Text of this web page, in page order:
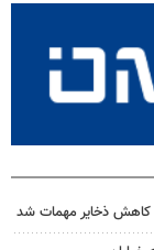
کاهش ذخایر مهمات شد